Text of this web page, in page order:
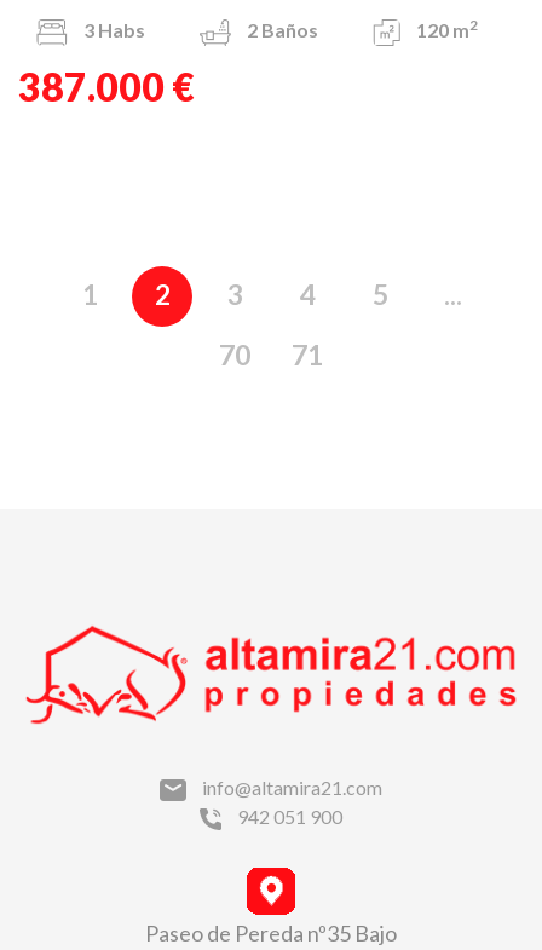
3 Habs 2 Baños 120 m2
387.000 €
1 2 3 4 5
...
70
71
info@altamira21.com
942 051 900
Paseo de Pereda nº35 Bajo